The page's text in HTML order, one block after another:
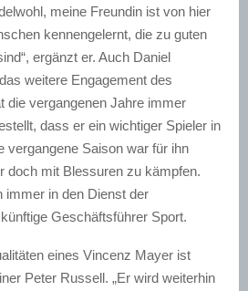
meine Freundin ist von hier
kennengelernt, die zu guten
ergänzt er. Auch Daniel
weitere Engagement des
die vergangenen Jahre immer
dass er ein wichtiger Spieler in
vergangene Saison war für ihn
doch mit Blessuren zu kämpfen.
immer in den Dienst der
Geschäftsführer Sport.
eines Vincenz Mayer ist
Peter Russell. „Er wird weiterhin